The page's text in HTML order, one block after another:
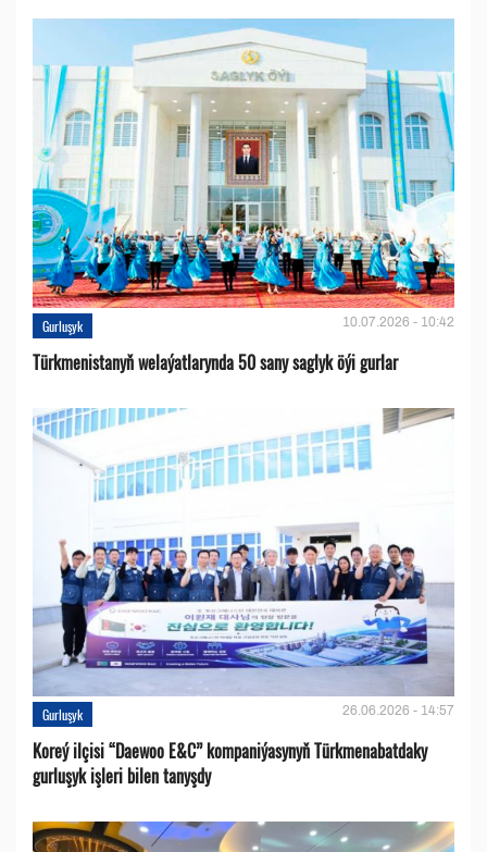
Gurluşyk 10.07.2026 - 10:42
Türkmenistanyň welaýatlarynda 50 sany saglyk öýi gurlar
Gurluşyk 26.06.2026 - 14:57
Koreý ilçisi “Daewoo E&C” kompaniýasynyň Türkmenabatdaky
gurluşyk işleri bilen tanyşdy